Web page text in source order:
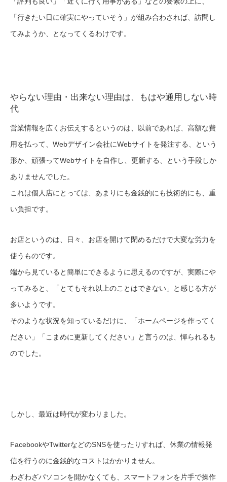
「行きたい日に確実にやっていそう」が組み合わされば、訪問し
てみようか、となってくるわけです。
やらない理由・出来ない理由は、もはや通用しない時
代
営業情報を広くお伝えするというのは、以前であれば、高額な費
用を払って、Webデザイン会社にWebサイトを発注する、という
形か、頑張ってWebサイトを自作し、更新する、という手段しか
ありませんでした。
これは個人店にとっては、あまりにも金銭的にも技術的にも、重
い負担です。
お店というのは、日々、お店を開けて閉めるだけで大変な労力を
使うものです。
端から見ていると簡単にできるように思えるのですが、実際にや
ってみると、「とてもそれ以上のことはできない」と感じる方が
多いようです。
そのような状況を知っているだけに、「ホームページを作ってく
ださい」「こまめに更新してください」と言うのは、憚られるも
のでした。
しかし、最近は時代が変わりました。
FacebookやTwitterなどのSNSを使ったりすれば、休業の情報発
信を行うのに金銭的なコストはかかりません。
わざわざパソコンを開かなくても、スマートフォンを片手で操作